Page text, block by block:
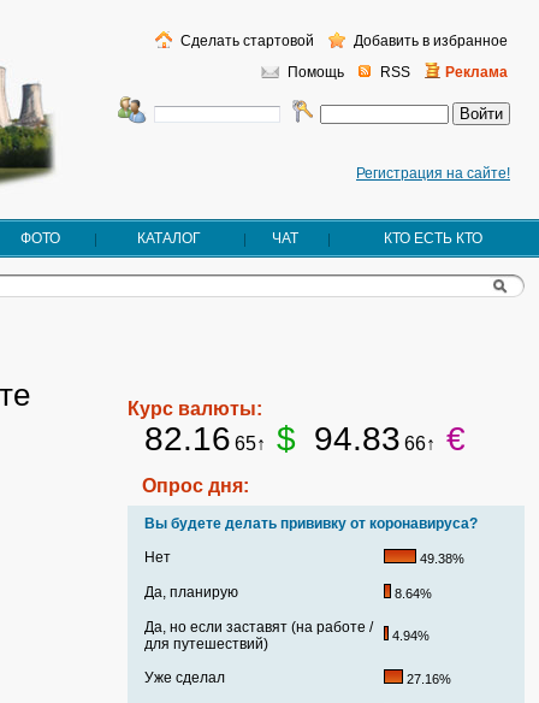
Регистрация на сайте!
Помощь RSS Реклама
Сделать стартовой Добавить в избранное
ФОТО КАТАЛОГ ЧАТ КТО ЕСТЬ КТО
Курс валюты:
82.16 65↑ $ 94.83 66↑ €
Опрос дня:
Вы будете делать прививку от коронавируса?
Нет
49.38%
Да, планирую 8.64%
Да, но если заставят (на работе /
для путешествий)
4.94%
Уже сделал 27.16%